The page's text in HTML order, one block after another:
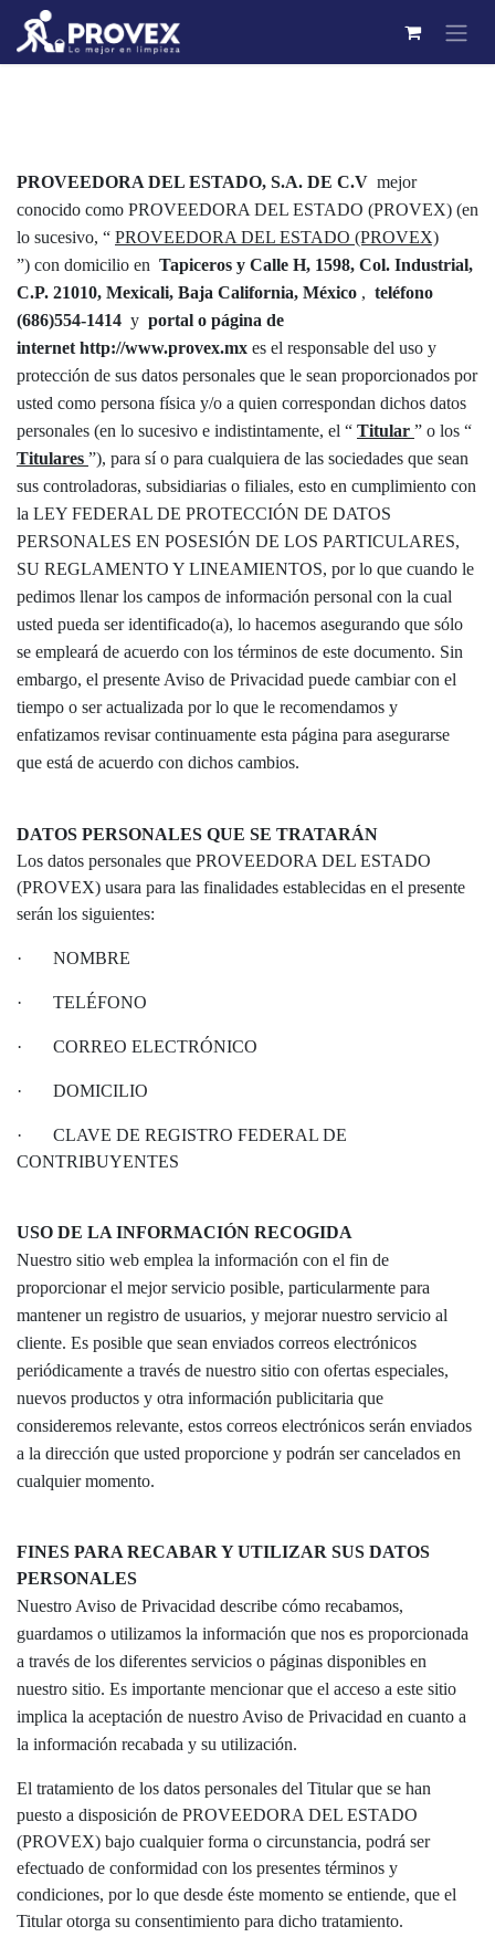
Ir al contenido
PROVEEDORA DEL ESTADO, S.A. DE C.V mejor
conocido como PROVEEDORA DEL ESTADO (PROVEX) (en
lo sucesivo, “ PROVEEDORA DEL ESTADO (PROVEX)
”) con domicilio en Tapiceros y Calle H, 1598, Col. Industrial,
C.P. 21010, Mexicali, Baja California, México , teléfono
(686)554-1414 y portal o página de
internet http://www.provex.mx es el responsable del uso y
protección de sus datos personales que le sean proporcionados por
usted como persona física y/o a quien correspondan dichos datos
personales (en lo sucesivo e indistintamente, el “ Titular ” o los “
Titulares ”), para sí o para cualquiera de las sociedades que sean
sus controladoras, subsidiarias o filiales, esto en cumplimiento con
la LEY FEDERAL DE PROTECCIÓN DE DATOS
PERSONALES EN POSESIÓN DE LOS PARTICULARES,
SU REGLAMENTO Y LINEAMIENTOS, por lo que cuando le
pedimos llenar los campos de información personal con la cual
usted pueda ser identificado(a), lo hacemos asegurando que sólo
se empleará de acuerdo con los términos de este documento. Sin
embargo, el presente Aviso de Privacidad puede cambiar con el
tiempo o ser actualizada por lo que le recomendamos y
enfatizamos revisar continuamente esta página para asegurarse
que está de acuerdo con dichos cambios.
DATOS PERSONALES QUE SE TRATARÁN
Los datos personales que PROVEEDORA DEL ESTADO
(PROVEX) usara para las finalidades establecidas en el presente
serán los siguientes:
· NOMBRE
· TELÉFONO
· CORREO ELECTRÓNICO
· DOMICILIO
·
CLAVE DE REGISTRO FEDERAL DE
CONTRIBUYENTES
USO DE LA INFORMACIÓN RECOGIDA
Nuestro sitio web emplea la información con el fin de
proporcionar el mejor servicio posible, particularmente para
mantener un registro de usuarios, y mejorar nuestro servicio al
cliente. Es posible que sean enviados correos electrónicos
periódicamente a través de nuestro sitio con ofertas especiales,
nuevos productos y otra información publicitaria que
consideremos relevante, estos correos electrónicos serán enviados
a la dirección que usted proporcione y podrán ser cancelados en
cualquier momento.
FINES PARA RECABAR Y UTILIZAR SUS DATOS
PERSONALES
Nuestro Aviso de Privacidad describe cómo recabamos,
guardamos o utilizamos la información que nos es proporcionada
a través de los diferentes servicios o páginas disponibles en
nuestro sitio. Es importante mencionar que el acceso a este sitio
implica la aceptación de nuestro Aviso de Privacidad en cuanto a
la información recabada y su utilización.
El tratamiento de los datos personales del Titular que se han
puesto a disposición de PROVEEDORA DEL ESTADO
(PROVEX) bajo cualquier forma o circunstancia, podrá ser
efectuado de conformidad con los presentes términos y
condiciones, por lo que desde éste momento se entiende, que el
Titular otorga su consentimiento para dicho tratamiento.